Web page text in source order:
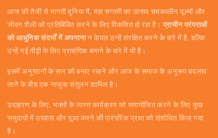
आज की तेजी से भागती दुनिया में, महा सप्तमी का उत्सव समकालीन मूल्यों और
जीवन शैली को प्रतिबिंबित करने के लिए विकसित हो रहा है। प्राचीन परंपराओं
को आधुनिक संदर्भों में अपनानान केवल उन्हें संरक्षित करने के बारे में है, बल्कि
उन्हें नई पीढ़ी के लिए प्रासंगिक बनाने के बारे में भी है।
इसमें अनुष्ठानों के सार को बनाए रखने और आज के समाज के अनुरूप बदलाव
लाने के बीच एक नाजुक संतुलन शामिल है।
उदाहरण के लिए, भक्तों के व्यस्त कार्यक्रम को समायोजित करने के लिए कुछ
समुदायों में उपवास और पूजा करने की पारंपरिक प्रथा को संशोधित किया गया
है।